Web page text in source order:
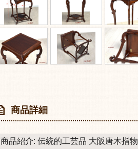
商品詳細
商品紹介: 伝統的工芸品 大阪唐木指物